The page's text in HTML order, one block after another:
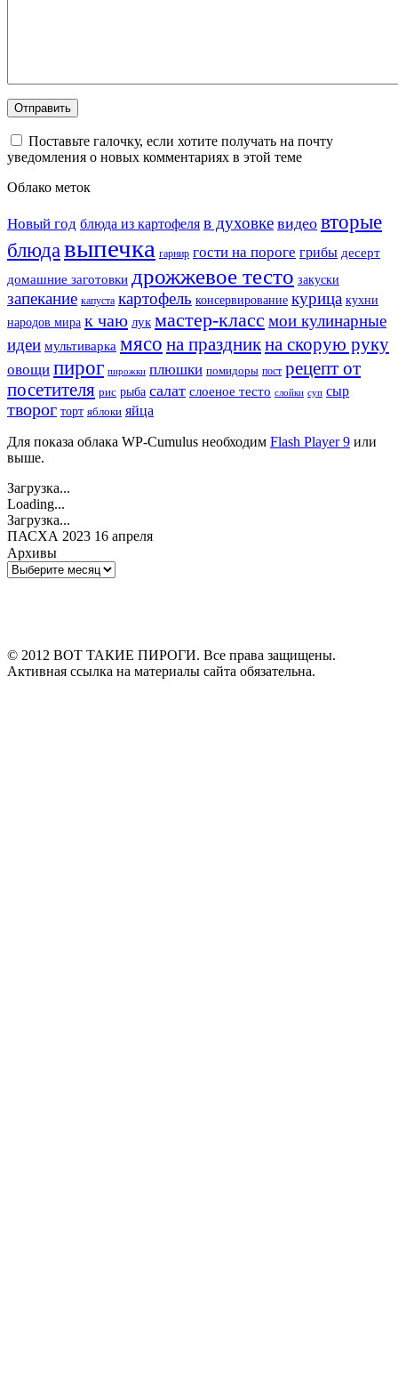
Поставьте галочку, если хотите получать на почту
уведомления о новых комментариях в этой теме
Облако меток
Новый год блюда из картофеля в духовке видео вторые
блюдавыпечка гарнир гости на пороге грибы десерт
домашние заготовки дрожжевое тесто закуски
запекание капуста картофель консервирование курица кухни
народов мира к чаю лук мастер-класс мои кулинарные
идеи мультиварка мясо на праздникна скорую руку
овощи пирог пирожки плюшки помидоры пост рецепт от
посетителя рис рыба салат слоеное тесто слойки суп сыр
творог торт яблоки яйца
Для показа облака WP-Cumulus необходим Flash Player 9 или
выше.
Загрузка...
Loading...
Загрузка...
ПАСХА 2023 16 апреля
Архивы
Архивы
© 2012 ВОТ ТАКИЕ ПИРОГИ. Все права защищены.
Активная ссылка на материалы сайта обязательна.